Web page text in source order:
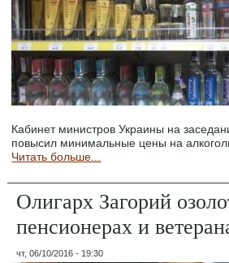
Кабинет министров Украины на
повысил минимальные цены на
Читать больше...
Олигарх Загорий
пенсионерах и
чт, 06/10/2016 - 19:30